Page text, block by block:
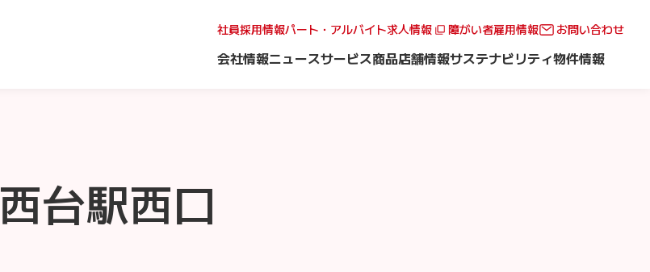
社員採用情報パート・アルバイト求人情報 障がい者雇用情報 お問い合わせ
会社情報ニュースサービス商品店舗情報サステナビリティ物件情報
西台駅西口